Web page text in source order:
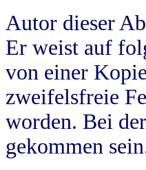
Autor dieser
Er weist auf
von einer
zweifelsfreie
worden. Bei
gekommen